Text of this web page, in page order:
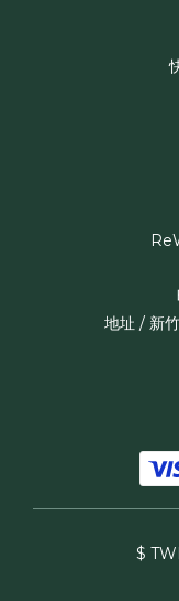
地址 / 新
$